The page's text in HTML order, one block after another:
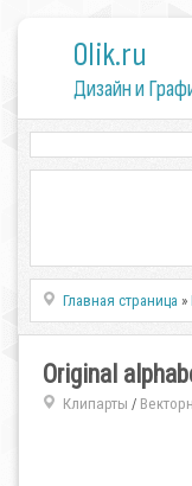
0lik.ru
Дизайн и
Главная страница »
Original
Клипарты /